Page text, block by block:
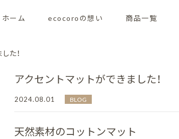
ホーム ecocoroの想い 商品一覧
た！
アクセントマットができました！
2024.08.01 BLOG
天然素材のコットンマット